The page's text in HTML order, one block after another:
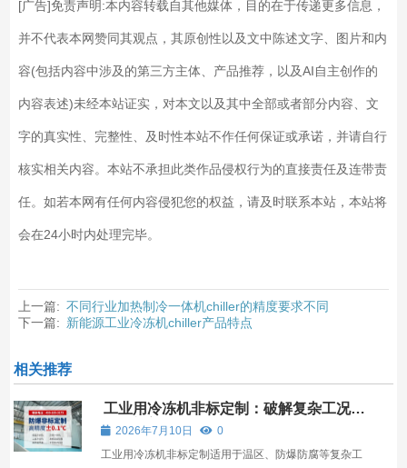
[广告]免责声明:本内容转载自其他媒体，目的在于传递更多信息，
并不代表本网赞同其观点，其原创性以及文中陈述文字、图片和内
容(包括内容中涉及的第三方主体、产品推荐，以及AI自主创作的
内容表述)未经本站证实，对本文以及其中全部或者部分内容、文
字的真实性、完整性、及时性本站不作任何保证或承诺，并请自行
核实相关内容。本站不承担此类作品侵权行为的直接责任及连带责
任。如若本网有任何内容侵犯您的权益，请及时联系本站，本站将
会在24小时内处理完毕。
上一篇: 不同行业加热制冷一体机chiller的精度要求不同
下一篇: 新能源工业冷冻机chiller产品特点
相关推荐
工业用冷冻机非标定制：破解复杂工况的
冷源方案
2026年7月10日
0
工业用冷冻机非标定制适用于温区、防爆防腐等复杂工